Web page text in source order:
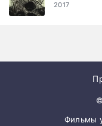
2017
Фильмы